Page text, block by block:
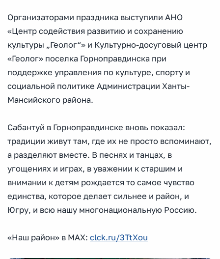
Организаторами праздника выступили АНО
«Центр содействия развитию и сохранению
культуры „Геолог“» и Культурно-досуговый центр
«Геолог» поселка Горноправдинска при
поддержке управления по культуре, спорту и
социальной политике Администрации Ханты-
Мансийского района.
Сабантуй в Горноправдинске вновь показал:
традиции живут там, где их не просто вспоминают,
а разделяют вместе. В песнях и танцах, в
угощениях и играх, в уважении к старшим и
внимании к детям рождается то самое чувство
единства, которое делает сильнее и район, и
Югру, и всю нашу многонациональную Россию.
«Наш район» в МАХ: clck.ru/3TtXou